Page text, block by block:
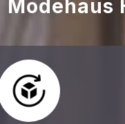
Modehaus